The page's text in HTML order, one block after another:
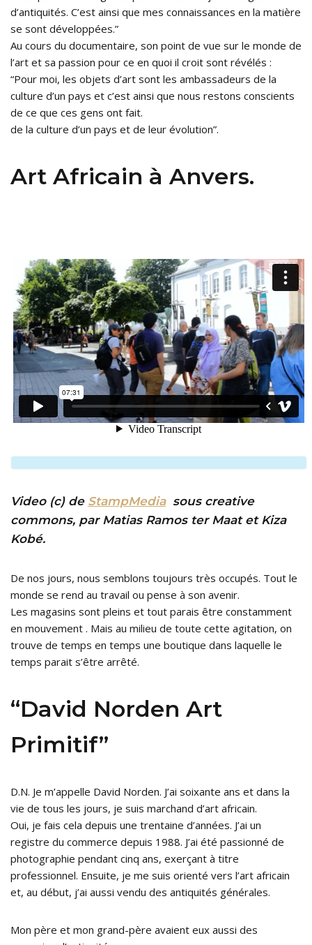
d’antiquités. C’est ainsi que mes connaissances en la matière
se sont développées.”
Au cours du documentaire, son point de vue sur le monde de
l’art et sa passion pour ce en quoi il croit sont révélés :
“Pour moi, les objets d’art sont les ambassadeurs de la
culture d’un pays et c’est ainsi que nous restons conscients
de ce que ces gens ont fait.
de la culture d’un pays et de leur évolution”.
Art Africain à Anvers.
Video (c) de StampMediasous creative
commons, par Matias Ramos ter Maat et Kiza
Kobé.
De nos jours, nous semblons toujours très occupés. Tout le
monde se rend au travail ou pense à son avenir.
Les magasins sont pleins et tout parais être constamment
en mouvement . Mais au milieu de toute cette agitation, on
trouve de temps en temps une boutique dans laquelle le
temps parait s’être arrêté.
“David Norden Art
Primitif”
D.N. Je m’appelle David Norden. J’ai soixante ans et dans la
vie de tous les jours, je suis marchand d’art africain.
Oui, je fais cela depuis une trentaine d’années. J’ai un
registre du commerce depuis 1988. J’ai été passionné de
photographie pendant cinq ans, exerçant à titre
professionnel. Ensuite, je me suis orienté vers l’art africain
et, au début, j’ai aussi vendu des antiquités générales.
Mon père et mon grand-père avaient eux aussi des